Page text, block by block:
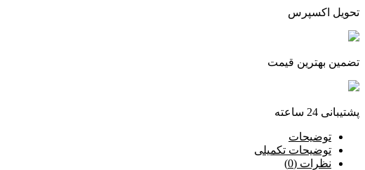
تحویل اکسپرس
تضمین بهترین قیمت
پشتیبانی 24 ساعته
توضیحات
توضیحات تکمیلی
نظرات (0)